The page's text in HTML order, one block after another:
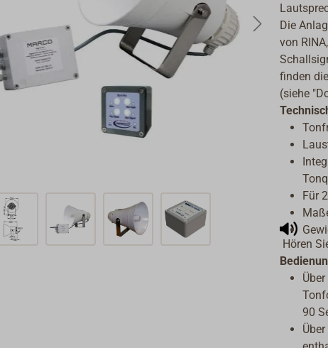
Die
von
finden
(siehe
Für
Hören
90